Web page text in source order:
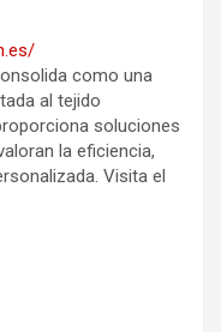
como una
al tejido
soluciones
la eficiencia,
Visita el